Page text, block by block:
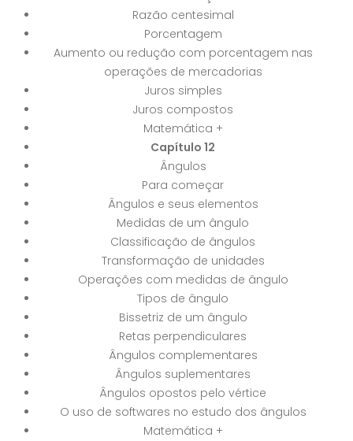
Razão centesimal
Porcentagem
Aumento ou redução com porcentagem nas
operações de mercadorias
Juros simples
Juros compostos
Matemática +
Capítulo 12
Ângulos
Para começar
Ângulos e seus elementos
Medidas de um ângulo
Classificação de ângulos
Transformação de unidades
Operações com medidas de ângulo
Tipos de ângulo
Bissetriz de um ângulo
Retas perpendiculares
Ângulos complementares
Ângulos suplementares
Ângulos opostos pelo vértice
O uso de softwares no estudo dos ângulos
Matemática +